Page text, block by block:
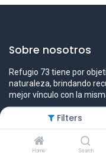
Filters
Home Search
Sobre nosotros
Refugio 73 tiene por
naturaleza, brindando
mejor vínculo con la
Contáctenos